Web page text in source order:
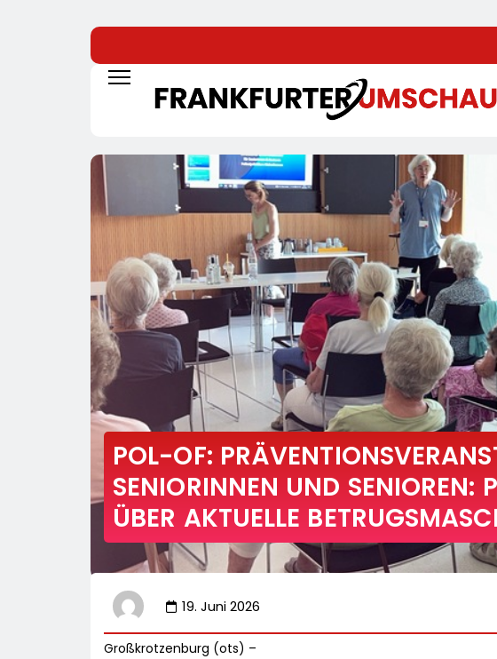
POL-OF:
SENIORINNEN UND SENIOREN:
ÜBER AKTUELLE
19. Juni 2026
Großkrotzenburg (ots) –